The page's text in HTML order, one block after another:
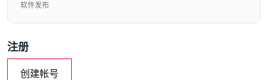
软件发布
注册
创建帐号